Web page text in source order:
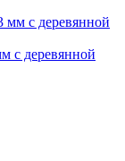
с деревянной